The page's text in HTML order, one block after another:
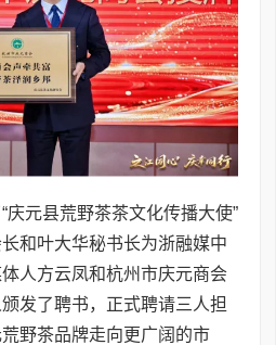
庆元县荒野茶茶文化传播大使”
和叶大华秘书长为浙融媒中
人方云凤和杭州市庆元商会
发了聘书，正式聘请三人担
野茶品牌走向更广阔的市